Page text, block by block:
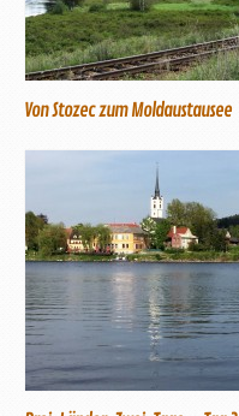
Von Stozec zum Moldaustausee